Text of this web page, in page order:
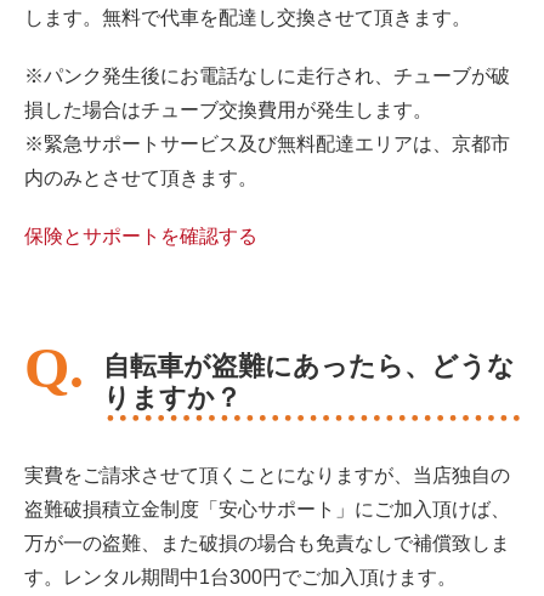
します。無料で代車を配達し交換させて頂きます。
※パンク発生後にお電話なしに走行され、チューブが破
損した場合はチューブ交換費用が発生します。
※緊急サポートサービス及び無料配達エリアは、京都市
内のみとさせて頂きます。
保険とサポートを確認する
自転車が盗難にあったら、どうな
りますか？
実費をご請求させて頂くことになりますが、当店独自の
盗難破損積立金制度「安心サポート」にご加入頂けば、
万が一の盗難、また破損の場合も免責なしで補償致しま
す。レンタル期間中1台300円でご加入頂けます。